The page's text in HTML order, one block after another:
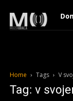
Home Tags V
Tag: v